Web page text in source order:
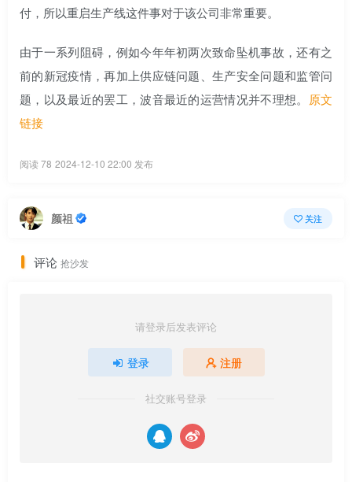
付，所以重启生产线这件事对于该公司非常重要。
由于一系列阻碍，例如今年年初两次致命坠机事故，还有之
前的新冠疫情，再加上供应链问题、生产安全问题和监管问
题，以及最近的罢工，波音最近的运营情况并不理想。
原文
链接
阅读 78 2024-12-10 22:00 发布
颜祖 关注
评论 抢沙发
请登录后发表评论
登录 注册
社交账号登录